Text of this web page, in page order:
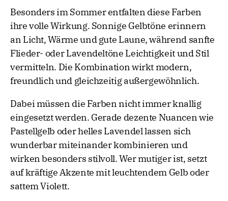
Besonders im Sommer entfalten diese Farben
ihre volle Wirkung. Sonnige Gelbtöne erinnern
an Licht, Wärme und gute Laune, während sanfte
Flieder- oder Lavendeltöne Leichtigkeit und Stil
vermitteln. Die Kombination wirkt modern,
freundlich und gleichzeitig außergewöhnlich.
Dabei müssen die Farben nicht immer knallig
eingesetzt werden. Gerade dezente Nuancen wie
Pastellgelb oder helles Lavendel lassen sich
wunderbar miteinander kombinieren und
wirken besonders stilvoll. Wer mutiger ist, setzt
auf kräftige Akzente mit leuchtendem Gelb oder
sattem Violett.